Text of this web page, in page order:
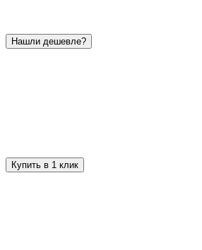
Нашли дешевле?
Купить в 1 клик